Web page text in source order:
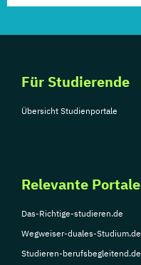
Für Studierende
Übersicht Studienportale
Relevante Portale
Das-Richtige-studieren.de
Wegweiser-duales-Studium.de
Studieren-berufsbegleitend.de